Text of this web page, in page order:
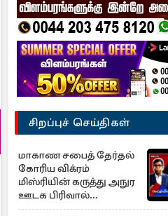
சிறப்புச் செய்திகள்
மாகாண சபைத் தேர்தல்
கோரிய விக்ரம்
மிஸ்ரியின் கருத்து அநுர
ஊடக பிரிவால்
அமுக்கப்பட்டது ஏன்...!